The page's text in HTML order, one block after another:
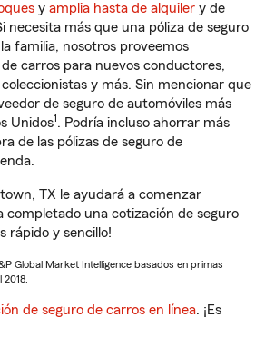
y amplia hasta de alquiler y de
necesita más que una póliza de seguro
familia, nosotros proveemos
carros para nuevos conductores,
y más. Sin mencionar que
de seguro de automóviles más
Unidos1 . Podría incluso ahorrar más
de las pólizas de seguro de
TX le ayudará a comenzar
completado una cotización de seguro
rápido y sencillo!
Global Market Intelligence basados en primas
de seguro de carros en línea. ¡Es